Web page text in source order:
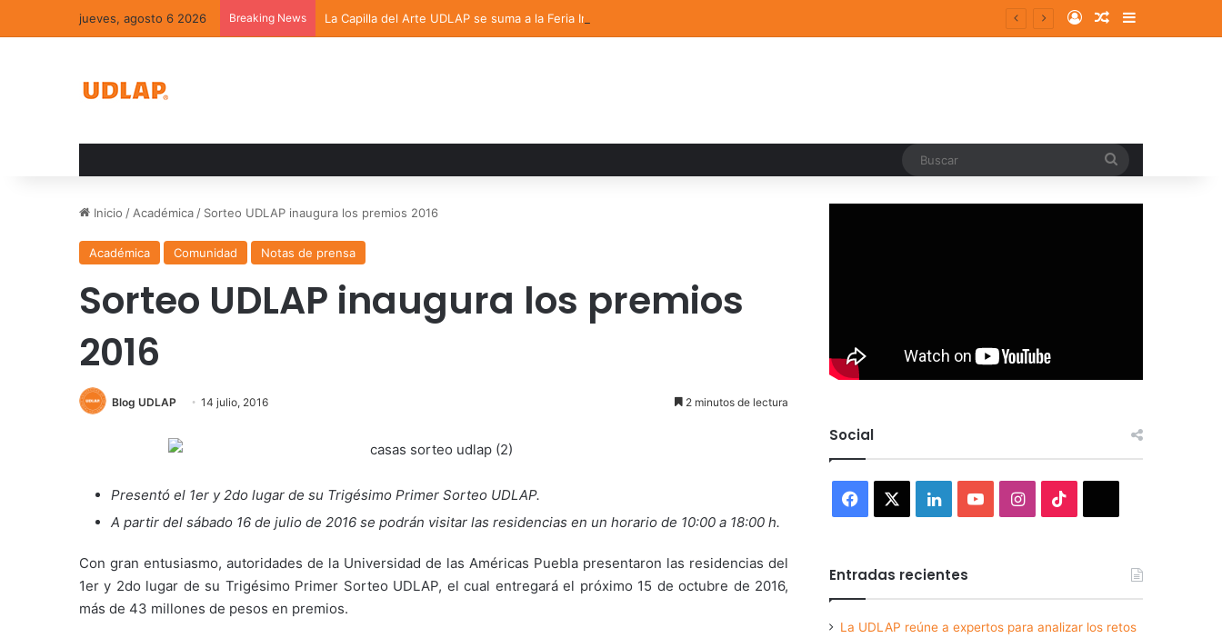
jueves, agosto 6 2026 Breaking News La Capilla del Arte UDLAP se suma a la Feria Internacional del Libro en Puebla Log InRandom Article
Sidebar
Inicio / Académica / Sorteo UDLAP inaugura los premios 2016
Académica Comunidad Notas de prensa
Sorteo UDLAP inaugura los premios
2016
Blog UDLAP 14 julio, 2016 2 minutos de lectura
Presentó el 1er y 2do lugar de su Trigésimo Primer Sorteo UDLAP.
A partir del sábado 16 de julio de 2016 se podrán visitar las residencias en un horario de 10:00 a 18:00 h.
Con gran entusiasmo, autoridades de la Universidad de las Américas Puebla presentaron las residencias del
1er y 2do lugar de su Trigésimo Primer Sorteo UDLAP, el cual entregará el próximo 15 de octubre de 2016,
más de 43 millones de pesos en premios.
Social
Facebook LinkedInYouTubeInstagram
Entradas recientes
La UDLAP reúne a expertos para analizar los retos